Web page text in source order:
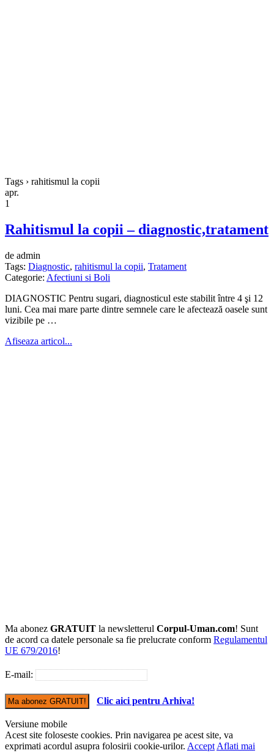
Tags › rahitismul la copii
apr.
1
Rahitismul la copii – diagnostic,tratament
de admin
Tags: Diagnostic, rahitismul la copii, Tratament
Categorie: Afectiuni si Boli
DIAGNOSTIC Pentru sugari, diagnosticul este stabilit între 4 şi 12
luni. Cea mai mare parte dintre semnele care le afectează oasele sunt
vizibile pe …
Afiseaza articol...
Ma abonez GRATUIT la newsletterul Corpul-Uman.com! Sunt
de acord ca datele personale sa fie prelucrate conform Regulamentul
UE 679/2016!
E-mail:
Clic aici pentru Arhiva!
Versiune mobile
Acest site foloseste cookies. Prin navigarea pe acest site, va
exprimati acordul asupra folosirii cookie-urilor. Accept Aflati mai